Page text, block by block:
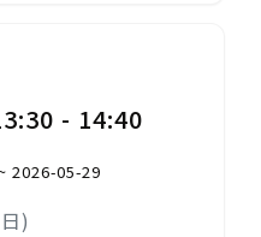
- 14:40
2026-05-29
)